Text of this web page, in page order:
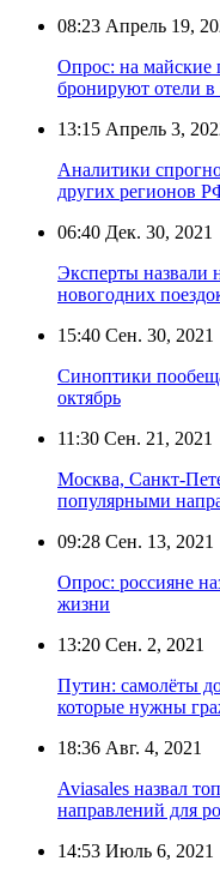
08:23 Апрель 19,
Опрос: на майские
бронируют отели
13:15 Апрель 3,
Аналитики
других регионов
06:40 Дек. 30, 2021
Эксперты назвали
новогодних
15:40 Сен. 30, 2021
Синоптики
октябрь
11:30 Сен. 21, 2021
Москва, Санкт-
популярными
09:28 Сен. 13, 2021
Опрос: россияне
жизни
13:20 Сен. 2, 2021
Путин: самолёты
которые нужны
18:36 Авг. 4, 2021
Aviasales назвал
направлений для
14:53 Июль 6, 2021